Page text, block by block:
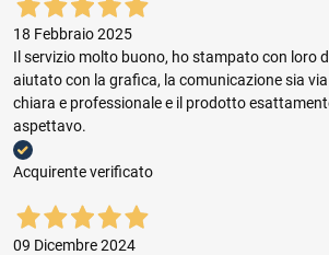
18 Febbraio 2025
Il servizio molto buono, ho stampato con loro
aiutato con la grafica, la comunicazione sia
chiara e professionale e il prodotto
aspettavo.
Acquirente verificato
09 Dicembre 2024